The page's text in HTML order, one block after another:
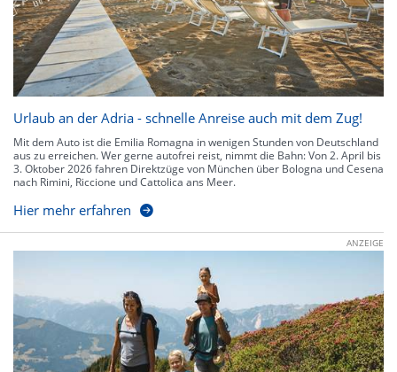
Urlaub an der Adria - schnelle Anreise auch mit dem Zug!
Mit dem Auto ist die Emilia Romagna in wenigen Stunden von Deutschland
aus zu erreichen. Wer gerne autofrei reist, nimmt die Bahn: Von 2. April bis
3. Oktober 2026 fahren Direktzüge von München über Bologna und Cesena
nach Rimini, Riccione und Cattolica ans Meer.
Hier mehr erfahren
ANZEIGE